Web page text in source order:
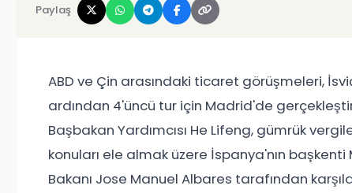
Paylaş
ABD ve Çin arasındaki ticaret görüşmeleri,
ardından 4'üncü tur için Madrid'de
Başbakan Yardımcısı He Lifeng, gümrük
konuları ele almak üzere İspanya'nın
Bakanı Jose Manuel Albares tarafından